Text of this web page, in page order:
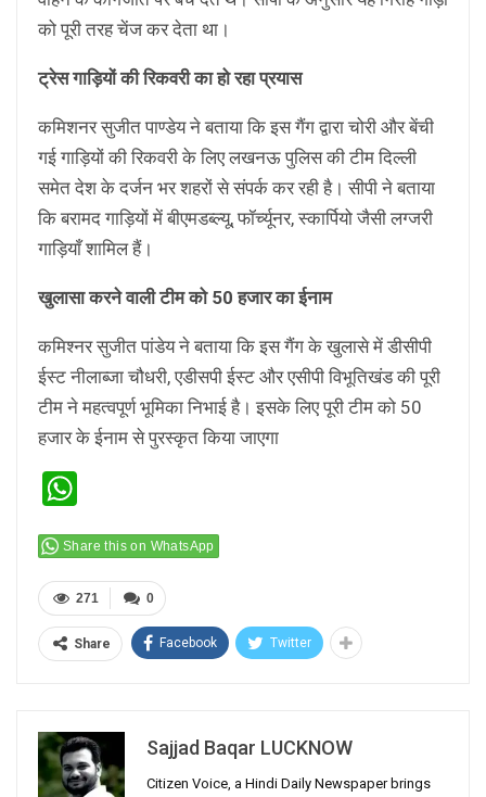
को पूरी तरह चेंज कर देता था।
ट्रेस गाड़ियों की रिकवरी का हो रहा प्रयास
कमिशनर सुजीत पाण्डेय ने बताया कि इस गैंग द्वारा चोरी और बेंची
गई गाड़ियों की रिकवरी के लिए लखनऊ पुलिस की टीम दिल्ली
समेत देश के दर्जन भर शहरों से संपर्क कर रही है। सीपी ने बताया
कि बरामद गाड़ियों में बीएमडब्ल्यू, फॉर्च्यूनर, स्कार्पियो जैसी लग्जरी
गाड़ियाँ शामिल हैं।
खुलासा करने वाली टीम को 50 हजार का ईनाम
कमिश्नर सुजीत पांडेय ने बताया कि इस गैंग के खुलासे में डीसीपी
ईस्ट नीलाब्जा चौधरी, एडीसपी ईस्ट और एसीपी विभूतिखंड की पूरी
टीम ने महत्वपूर्ण भूमिका निभाई है। इसके लिए पूरी टीम को 50
हजार के ईनाम से पुरस्कृत किया जाएगा
Share this on WhatsApp
0
271
Share Facebook Twitter
Sajjad Baqar LUCKNOW
Citizen Voice, a Hindi Daily Newspaper brings